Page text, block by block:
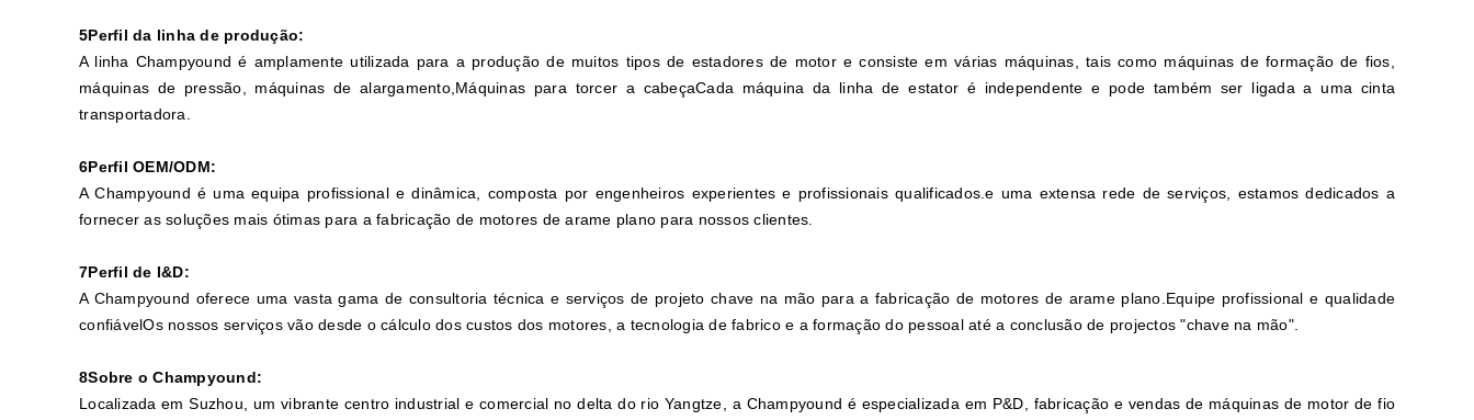
5Perfil da linha de produção:
A linha Champyound é amplamente utilizada para a produção de muitos tipos de estadores de motor e consiste em várias máquinas, tais como máquinas de formação de fios,
máquinas de pressão, máquinas de alargamento,Máquinas para torcer a cabeçaCada máquina da linha de estator é independente e pode também ser ligada a uma cinta
transportadora.
6Perfil OEM/ODM:
A Champyound é uma equipa profissional e dinâmica, composta por engenheiros experientes e profissionais qualificados.e uma extensa rede de serviços, estamos dedicados a
fornecer as soluções mais ótimas para a fabricação de motores de arame plano para nossos clientes.
7Perfil de I&D:
A Champyound oferece uma vasta gama de consultoria técnica e serviços de projeto chave na mão para a fabricação de motores de arame plano.Equipe profissional e qualidade
confiávelOs nossos serviços vão desde o cálculo dos custos dos motores, a tecnologia de fabrico e a formação do pessoal até a conclusão de projectos "chave na mão".
8Sobre o Champyound:
Localizada em Suzhou, um vibrante centro industrial e comercial no delta do rio Yangtze, a Champyound é especializada em P&D, fabricação e vendas de máquinas de motor de fio